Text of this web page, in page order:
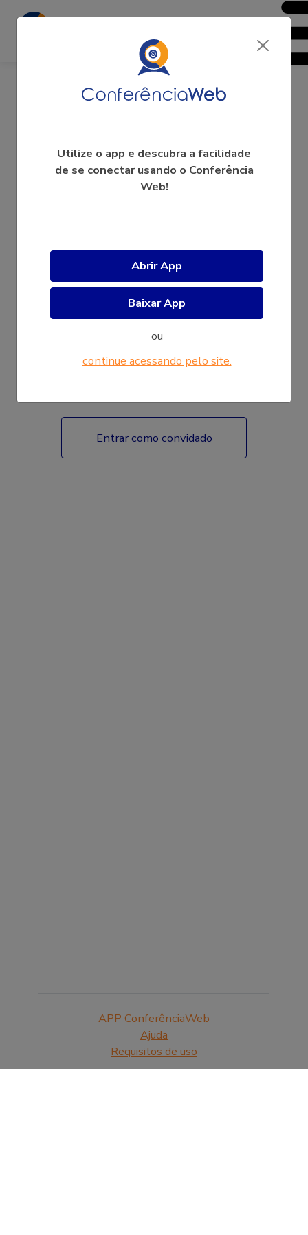
GEPAM - UFSC
A videoconferência ainda não começou.
Entrar como convidado
APP ConferênciaWeb
Ajuda
Requisitos de uso
Utilize o app e descubra a facilidade
de se conectar usando o Conferência
Web!
Abrir App
Baixar App
ou
continue acessando pelo site.